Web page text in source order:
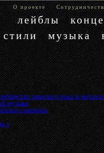
О проекте
лейблы
стили
музыка
тяжелого рока и металла
музыке»
времени»
»